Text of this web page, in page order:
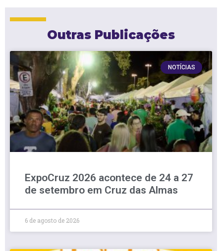
Outras Publicações
NOTÍCIAS
ExpoCruz 2026 acontece de 24 a 27
de setembro em Cruz das Almas
6 de agosto de 2026